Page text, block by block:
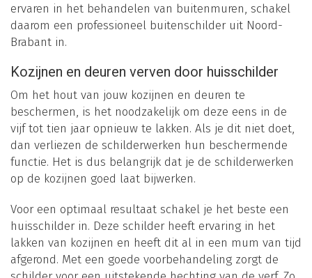
ervaren in het behandelen van buitenmuren, schakel
daarom een professioneel buitenschilder uit Noord-
Brabant in.
Kozijnen en deuren verven door huisschilder
Om het hout van jouw kozijnen en deuren te
beschermen, is het noodzakelijk om deze eens in de
vijf tot tien jaar opnieuw te lakken. Als je dit niet doet,
dan verliezen de schilderwerken hun beschermende
functie. Het is dus belangrijk dat je de schilderwerken
op de kozijnen goed laat bijwerken.
Voor een optimaal resultaat schakel je het beste een
huisschilder in. Deze schilder heeft ervaring in het
lakken van kozijnen en heeft dit al in een mum van tijd
afgerond. Met een goede voorbehandeling zorgt de